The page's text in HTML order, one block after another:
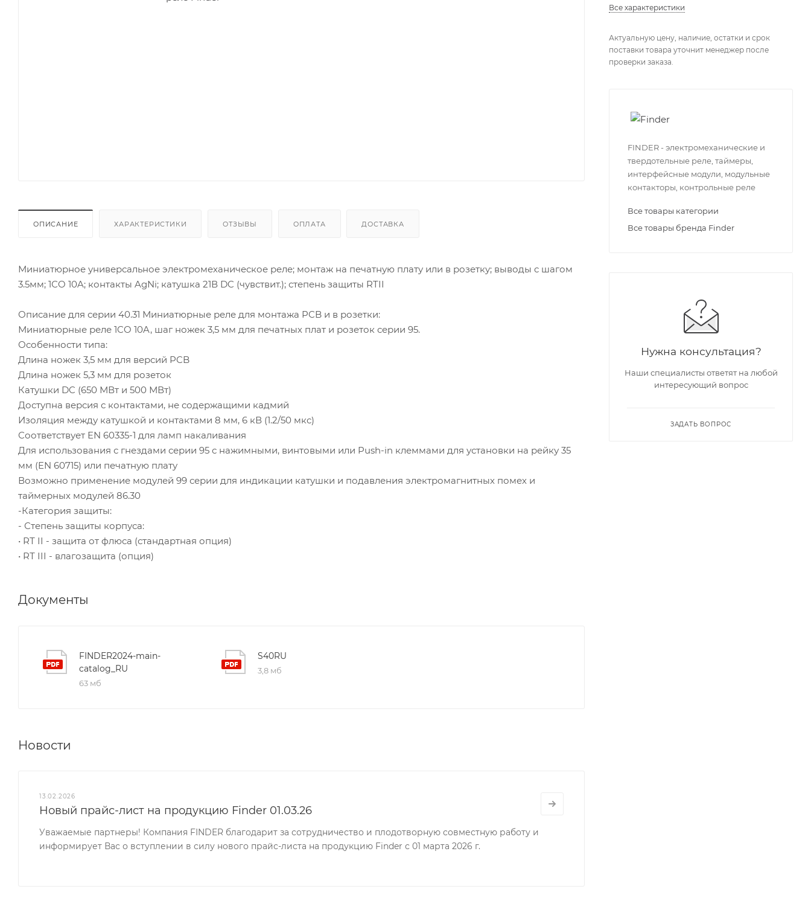
ОПИСАНИЕ ХАРАКТЕРИСТИКИ ОТЗЫВЫ ОПЛАТА ДОСТАВКА
Миниатюрное универсальное электромеханическое реле; монтаж на печатную плату или в розетку; выводы с шагом
3.5мм; 1СO 10A; контакты AgNi; катушка 21В DC (чувствит.); степень защиты RTII
Описание для серии 40.31 Миниатюрные реле для монтажа PCB и в розетки:
Миниатюрные реле 1CO 10A, шаг ножек 3,5 мм для печатных плат и розеток серии 95.
Особенности типа:
Длина ножек 3,5 мм для версий PCB
Длина ножек 5,3 мм для розеток
Катушки DC (650 МВт и 500 МВт)
Доступна версия с контактами, не содержащими кадмий
Изоляция между катушкой и контактами 8 мм, 6 кВ (1.2/50 мкс)
Соответствует EN 60335-1 для ламп накаливания
Для использования с гнездами серии 95 с нажимными, винтовыми или Push-in клеммами для установки на рейку 35
мм (EN 60715) или печатную плату
Возможно применение модулей 99 серии для индикации катушки и подавления электромагнитных помех и
таймерных модулей 86.30
-Категория защиты:
- Степень защиты корпуса:
• RТ II - защита от флюса (стандартная опция)
• RТ III - влагозащита (опция)
Документы
FINDER2024-main-
catalog_RU
63 мб
S40RU
3,8 мб
Новости
13.02.2026
Новый прайс-лист на продукцию Finder 01.03.26
Уважаемые партнеры! Компания FINDER благодарит за сотрудничество и плодотворную совместную работу и
информирует Вас о вступлении в силу нового прайс-листа на продукцию Finder с 01 марта 2026 г.
Все характеристики
Актуальную цену, наличие, остатки и срок
поставки товара уточнит менеджер после
проверки заказа.
FINDER - электромеханические и
твердотельные реле, таймеры,
интерфейсные модули, модульные
контакторы, контрольные реле
Все товары категории
Все товары бренда Finder
Нужна консультация?
Наши специалисты ответят на любой
интересующий вопрос
ЗАДАТЬ ВОПРОС